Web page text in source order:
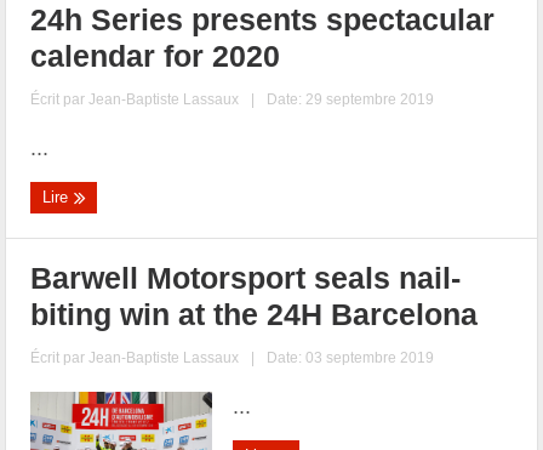
24h Series presents spectacular
calendar for 2020
Écrit parJean-Baptiste Lassaux | Date: 29 septembre 2019
...
Lire
Barwell Motorsport seals nail-
biting win at the 24H Barcelona
Écrit parJean-Baptiste Lassaux | Date: 03 septembre 2019
...